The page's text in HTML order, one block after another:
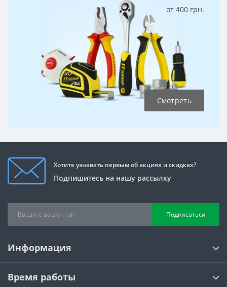
от 400 грн.
Смотреть
Хотите узнавать первым об акциях и скидках?
Подпишитесь на нашу рассылку
Подписаться
Информация
Время работы